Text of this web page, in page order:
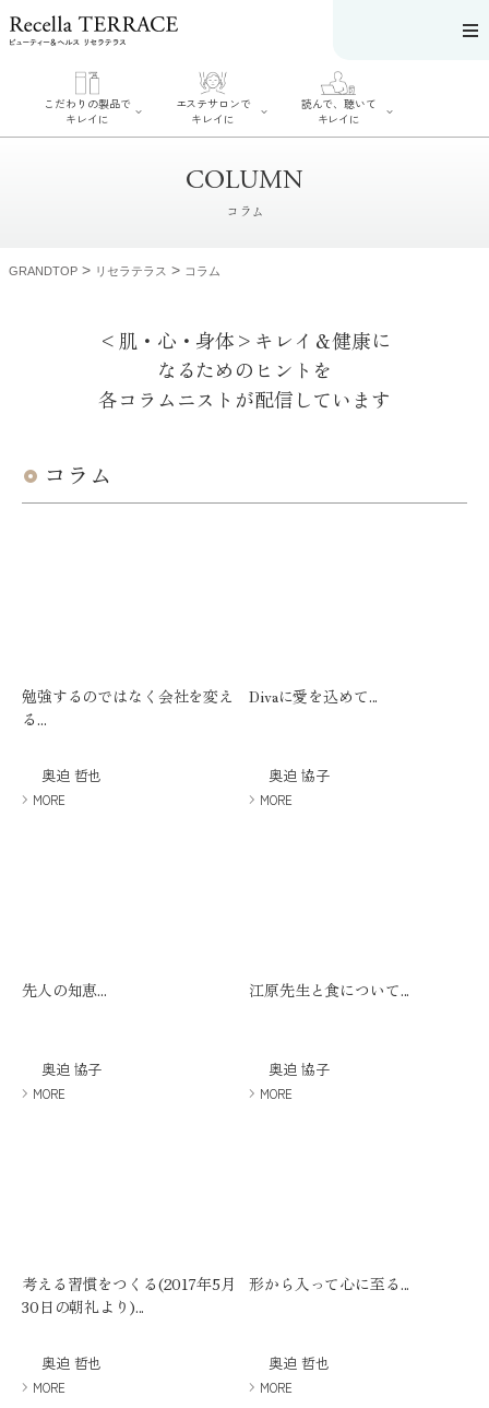
こだわりの製品で
キレイに
こだわりの製品
ちについて
SERIES#02 水へ
添加化粧品につ
いて
エステサロンで
キレイに
を探す
肌改善のプロが
いるサロンを探
す
リフティング認
定とは？
読んで、聴いて
キレイに
ル
糖質制限レシピ
一覧
奥迫協子スペシ
ャルコンテンツ
お悩みから記事
言
COLUMN
コラム
GRANDTOP > リセラテラス > コラム
<肌・心・身体>キレイ＆健康に
なるためのヒントを
各コラムニストが配信しています
コラム
勉強するのではなく会社を変え
る...
奥迫 哲也
MORE
Divaに愛を込めて...
奥迫 協子
MORE
先人の知恵...
奥迫 協子
MORE
江原先生と食について...
奥迫 協子
MORE
考える習慣をつくる(2017年5月
30日の朝礼より)...
奥迫 哲也
MORE
形から入って心に至る...
奥迫 哲也
MORE